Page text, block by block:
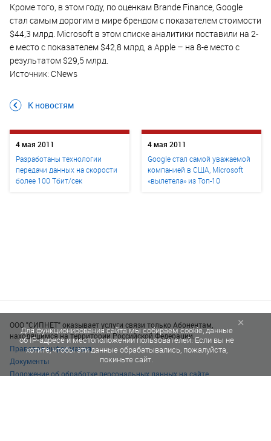
Кроме того, в этом году, по оценкам Brande Finance, Google
стал самым дорогим в мире брендом с показателем стоимости
$44,3 млрд. Microsoft в этом списке аналитики поставили на 2-
е место с показателем $42,8 млрд, а Apple – на 8-е место с
результатом $29,5 млрд.
Источник: CNews
К новостям
4 мая 2011
Разработаны технологии
передачи данных на скорости
более 100 Тбит/сек
4 мая 2011
Google стал самой уважаемой
компанией в США, Microsoft
«вылетела» из Топ-10
ООО "СИПНЕТ" оказывает услуги связи только Абонентам,
находящимся на территории Российской Федерации.
Правовая информация
Документы
Положение об обработке персональных данных на сайте
Для функционирования сайта мы собираем cookie, данные
об IP-адресе и местоположении пользователей. Если вы не
хотите, чтобы эти данные обрабатывались, пожалуйста,
покиньте сайт.
×